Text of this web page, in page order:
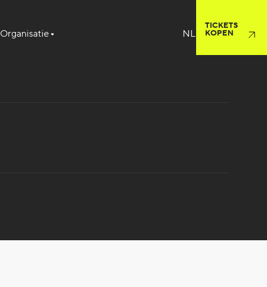
Organisatie
TICKETS
KOPEN